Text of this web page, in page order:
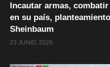
Incautar armas,
en su país,
Sheinbaum
23 JUNIO, 2026